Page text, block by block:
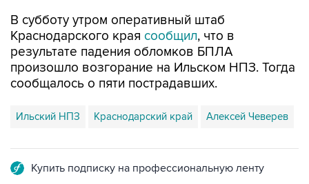
В субботу утром оперативный штаб
Краснодарского края сообщил, что в
результате падения обломков БПЛА
произошло возгорание на Ильском НПЗ. Тогда
сообщалось о пяти пострадавших.
Ильский НПЗ Краснодарский край Алексей Чеверев
Купить подписку на профессиональную ленту